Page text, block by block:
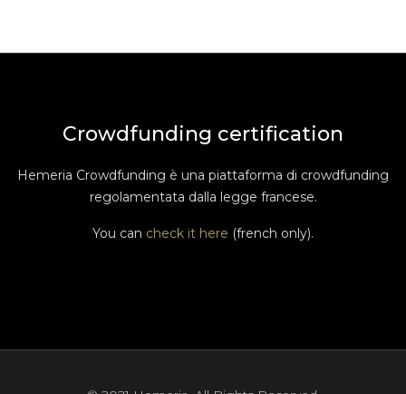
Crowdfunding certification
Hemeria Crowdfunding è una piattaforma di crowdfunding
regolamentata dalla legge francese.
You can check it here (french only).